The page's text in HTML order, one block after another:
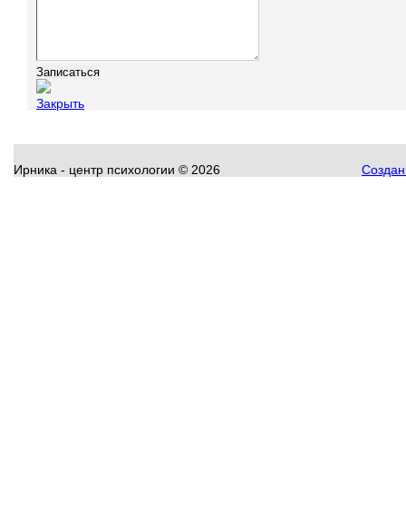
Закрыть
Ирника - центр психологии © 2026